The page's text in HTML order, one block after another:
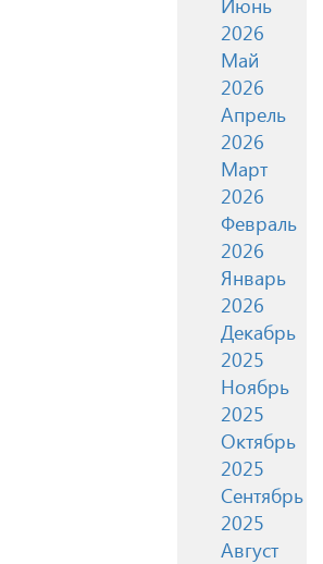
2026
Май
2026
Апрель
2026
Март
2026
Февраль
2026
Январь
2026
Декабрь
2025
Ноябрь
2025
Октябрь
2025
Сентябрь
2025
Август